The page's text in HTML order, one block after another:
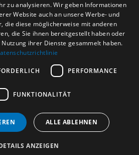
GmbH & Co. KG
zu analysieren. Wir geben Informationen
Website auch an unsere Werbe- und
die diese möglicherweise mit anderen
die Sie ihnen bereitgestellt haben oder
ihrer Dienste gesammelt haben.
PERFORMANCE
FUNKTIONALITÄT
ALLE ABLEHNEN
ANZEIGEN